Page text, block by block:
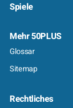
Spiele
Mehr 50PLUS
Glossar
Sitemap
Rechtliches